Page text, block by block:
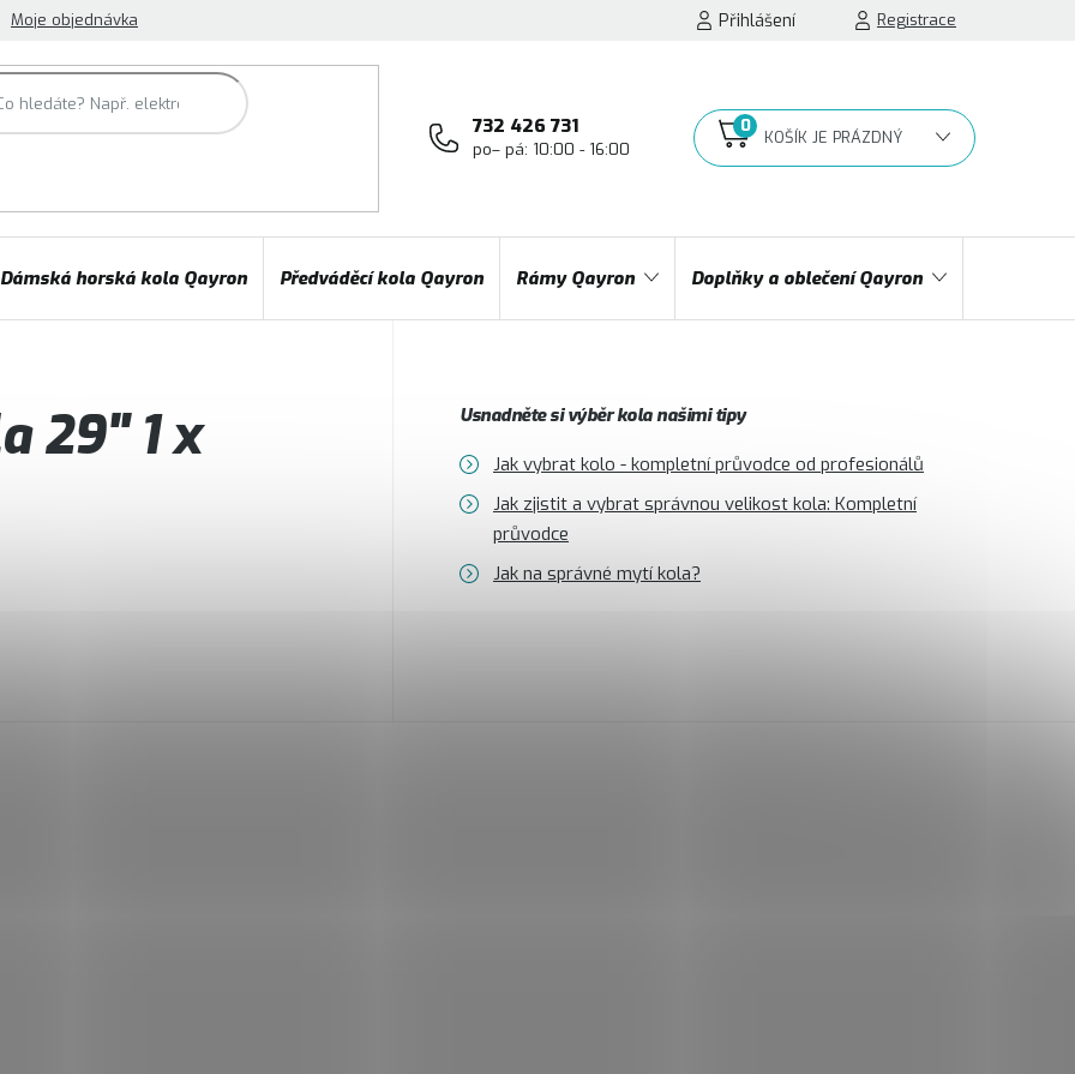
Moje objednávka Přihlášení Registrace
732 426 731
po– pá: 10:00 - 16:00
NÁKUPNÍ
Dámská horská kola Qayron Předváděcí kola Qayron Rámy Qayron Doplňky a oblečení Qayron
29" 1 x
Usnadněte si výběr kola našimi tipy
Jak vybrat kolo - kompletní průvodce od profesionálů
Jak zjistit a vybrat správnou velikost kola: Kompletní
průvodce
Jak na správné mytí kola?